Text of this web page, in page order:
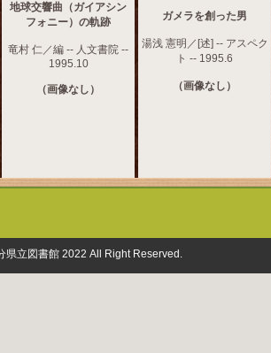
地球交響曲（ガイアシン
フォニー）の軌跡
竜村 仁／編 -- 人文書院 --
1995.10
（画像なし）
ガメラを創った男
湯浅 憲明／[述] -- アスペク
ト -- 1995.6
（画像なし）
県立図書館 2022 All Right Reserved.